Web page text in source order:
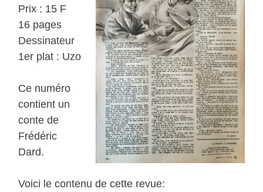
Prix : 15 F
16 pages
Dessinateur
1er plat : Uzo
Ce numéro
contient un
conte de
Frédéric
Dard.
Voici le contenu de cette revue: